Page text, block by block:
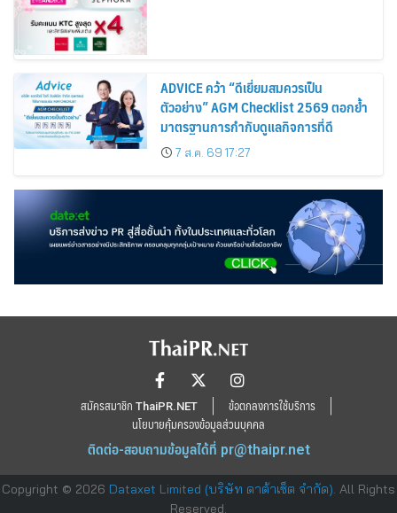
ADVICE คว้า “ดีเยี่ยมสมควรเป็น
ตัวอย่าง” AGM Checklist 2569 ตอกย้ำ
มาตรฐานการกำกับดูแลกิจการที่ดี
7 ส.ค. 69 17:27
สมัครสมาชิก ThaiPR.NET
ข้อตกลงการใช้บริการ
นโยบายคุ้มครองข้อมูลส่วนบุคคล
ติดต่อ-สอบถามข้อมูลได้ที่ pr@thaipr.net
Copyright © 2026 Dataxet Limited (บริษัท ดาต้าเซ็ต จำกัด). All Rights
Reserved.